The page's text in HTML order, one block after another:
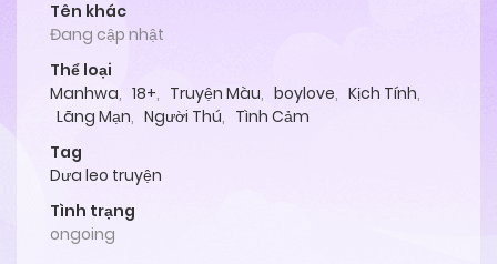
Tên khác
Đang cập nhật
Thể loại
Manhwa, 18+, Truyện Màu, boylove, Kịch Tính,
Lãng Mạn, Người Thú, Tình Cảm
Tag
Dưa leo truyện
Tình trạng
ongoing